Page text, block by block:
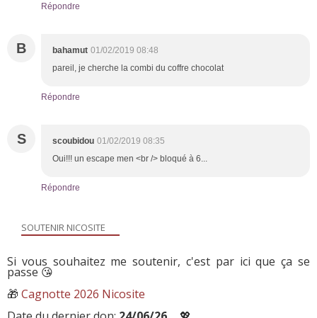
Répondre
B bahamut 01/02/2019 08:48
pareil, je cherche la combi du coffre chocolat
Répondre
S scoubidou 01/02/2019 08:35
Oui!!! un escape men <br /> bloqué à 6...
Répondre
SOUTENIR NICOSITE
Si vous souhaitez me soutenir, c'est par ici que ça se
passe 😘
🎁 Cagnotte 2026 Nicosite